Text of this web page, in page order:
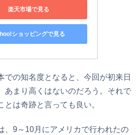
楽天市場で見る
ショッピングで見る
での知名度となると、今回が初来日
あまり高くはないのだろう。それで
とは奇跡と言っても良い。
、9～10月にアメリカで行われたの